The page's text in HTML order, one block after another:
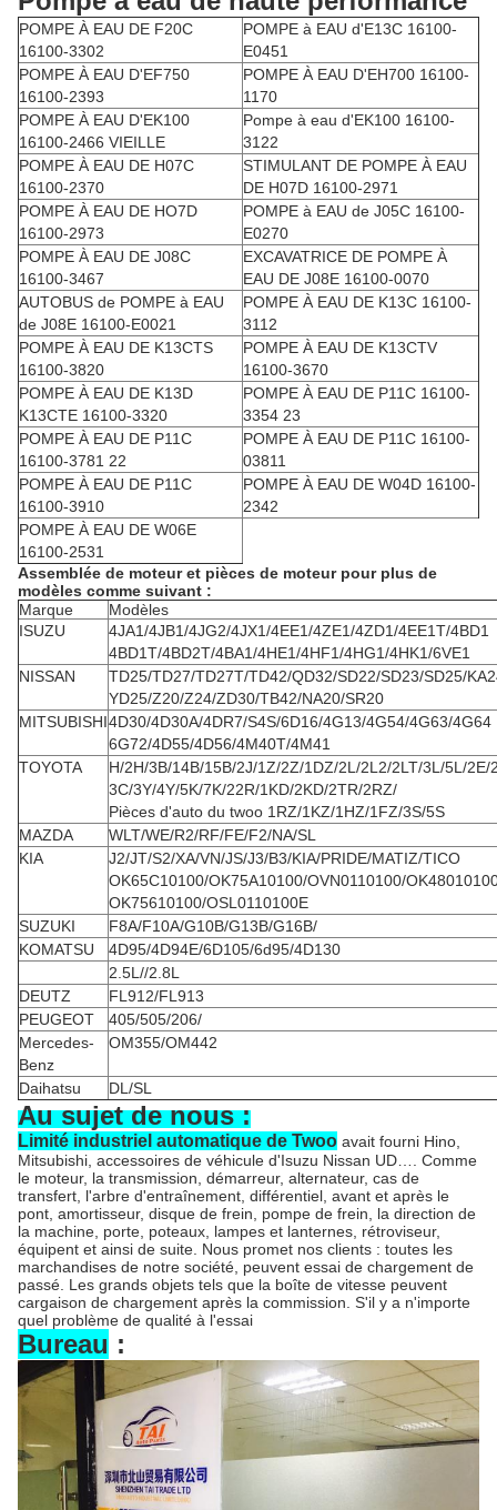
POMPE À EAU DE F20C
16100-3302
POMPE à EAU d'E13C 16100-
E0451
POMPE À EAU D'EF750
16100-2393
POMPE À EAU D'EH700 16100-
1170
POMPE À EAU D'EK100
16100-2466 VIEILLE
Pompe à eau d'EK100 16100-
3122
POMPE À EAU DE H07C
16100-2370
STIMULANT DE POMPE À EAU
DE H07D 16100-2971
POMPE À EAU DE HO7D
16100-2973
POMPE à EAU de J05C 16100-
E0270
POMPE À EAU DE J08C
16100-3467
EXCAVATRICE DE POMPE À
EAU DE J08E 16100-0070
AUTOBUS de POMPE à EAU
de J08E 16100-E0021
POMPE À EAU DE K13C 16100-
3112
POMPE À EAU DE K13CTS
16100-3820
POMPE À EAU DE K13CTV
16100-3670
POMPE À EAU DE K13D
K13CTE 16100-3320
POMPE À EAU DE P11C 16100-
3354 23
POMPE À EAU DE P11C
16100-3781 22
POMPE À EAU DE P11C 16100-
03811
POMPE À EAU DE P11C
16100-3910
POMPE À EAU DE W04D 16100-
2342
POMPE À EAU DE W06E
16100-2531
Assemblée de moteur et pièces de moteur pour plus de
modèles comme suivant :
Marque
Modèles
ISUZU
4JA1/4JB1/4JG2/4JX1/4EE1/4ZE1/4ZD1/4EE1T/4BD1
4BD1T/4BD2T/4BA1/4HE1/4HF1/4HG1/4HK1/6VE1
NISSAN
TD25/TD27/TD27T/TD42/QD32/SD22/SD23/SD25/
YD25/Z20/Z24/ZD30/TB42/NA20/SR20
MITSUBISHI4D30/4D30A/4DR7/S4S/6D16/4G13/4G54/4G63/4G64
6G72/4D55/4D56/4M40T/4M41
TOYOTA
H/2H/3B/14B/15B/2J/1Z/2Z/1DZ/2L/2L2/2LT/3L/5L/2E/
3C/3Y/4Y/5K/7K/22R/1KD/2KD/2TR/2RZ/
Pièces d'auto du twoo 1RZ/1KZ/1HZ/1FZ/3S/5S
MAZDA
WLT/WE/R2/RF/FE/F2/NA/SL
KIA
J2/JT/S2/XA/VN/JS/J3/B3/KIA/PRIDE/MATIZ/TICO
OK65C10100/OK75A10100/OVN0110100/
OK75610100/OSL0110100E
SUZUKI
F8A/F10A/G10B/G13B/G16B/
KOMATSU
4D95/4D94E/6D105/6d95/4D130
2.5L//2.8L
DEUTZ
FL912/FL913
PEUGEOT
405/505/206/
Mercedes-
Benz
OM355/OM442
Daihatsu DL/SL
Au sujet de nous :
Limité industriel automatique de Twoo avait fourni Hino,
Mitsubishi, accessoires de véhicule d'Isuzu Nissan UD…. Comme
le moteur, la transmission, démarreur, alternateur, cas de
transfert, l'arbre d'entraînement, différentiel, avant et après le
pont, amortisseur, disque de frein, pompe de frein, la direction de
la machine, porte, poteaux, lampes et lanternes, rétroviseur,
équipent et ainsi de suite. Nous promet nos clients : toutes les
marchandises de notre société, peuvent essai de chargement de
passé. Les grands objets tels que la boîte de vitesse peuvent
cargaison de chargement après la commission. S'il y a n'importe
quel problème de qualité à l'essai
Bureau :